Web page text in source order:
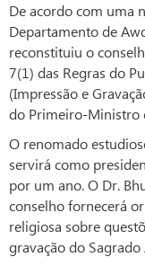
De acordo com uma
Departamento de
reconstituiu o
7(1) das Regras do
(Impressão e
do Primeiro-Ministro
O renomado
servirá como
por um ano. O Dr.
conselho fornecerá
religiosa sobre
gravação do Sagrado